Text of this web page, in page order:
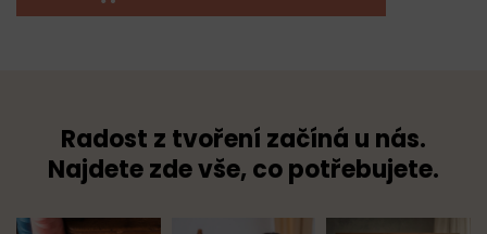
Radost z tvoření začíná u nás.
Najdete zde vše, co potřebujete.